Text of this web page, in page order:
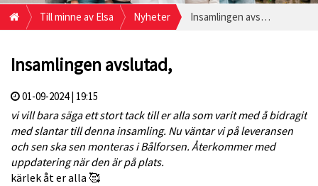
Till minne av Elsa Nyheter Insamlingen avslutad,
Insamlingen avslutad,
01-09-2024 | 19:15
vi vill bara säga ett stort tack till er alla som varit med å bidragit
med slantar till denna insamling. Nu väntar vi på leveransen
och sen ska sen monteras i Bålforsen. Återkommer med
uppdatering när den är på plats.
kärlek åt er alla 🥰